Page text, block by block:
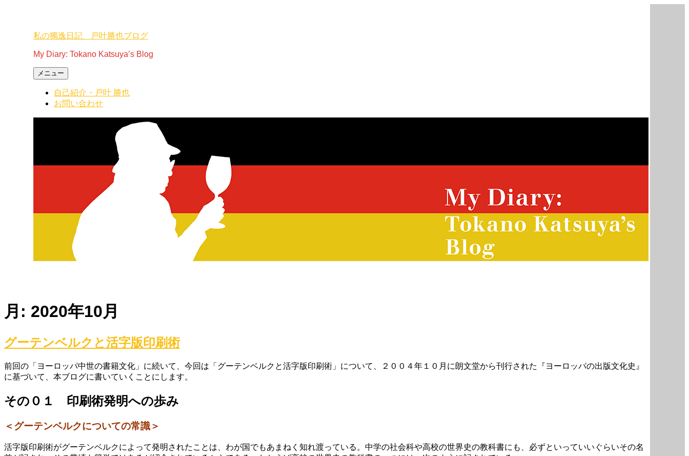
私の獨逸日記 戸叶勝也ブログ
My Diary: Tokano Katsuya’s Blog
メニュー
自己紹介・戸叶 勝也
お問い合わせ
月: 2020年10月
グーテンベルクと活字版印刷術
前回の「ヨーロッパ中世の書籍文化」に続いて、今回は「グーテンベルクと活字版印刷術」について、２００４年１０月に朗文堂から刊行された『ヨーロッパの出版文化史』
に基づいて、本ブログに書いていくことにします。
その０１ 印刷術発明への歩み
＜グーテンベルクについての常識＞
活字版印刷術がグーテンベルクによって発明されたことは、わが国でもあまねく知れ渡っている。中学の社会科や高校の世界史の教科書にも、必ずといっていいぐらいその名